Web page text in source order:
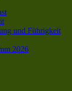
und Führigkeit
2026